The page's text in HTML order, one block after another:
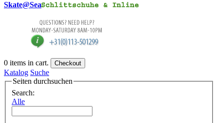
Skate@Sea
0 items in cart. Checkout
Katalog Suche
Seiten durchsuchen
Search:
Alle